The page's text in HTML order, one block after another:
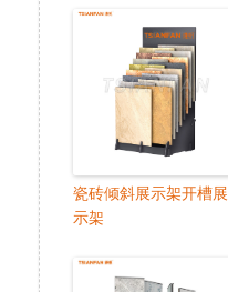
瓷砖倾斜展示架开槽展
示架